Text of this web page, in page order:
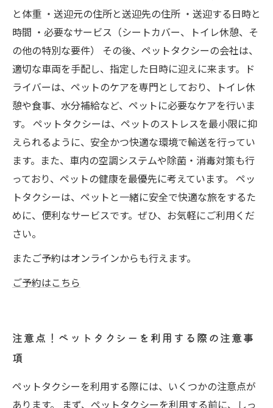
と体重 ・送迎元の住所と送迎先の住所 ・送迎する日時と
時間 ・必要なサービス（シートカバー、トイレ休憩、そ
の他の特別な要件） その後、ペットタクシーの会社は、
適切な車両を手配し、指定した日時に迎えに来ます。ド
ライバーは、ペットのケアを専門としており、トイレ休
憩や食事、水分補給など、ペットに必要なケアを行いま
す。 ペットタクシーは、ペットのストレスを最小限に抑
えられるように、安全かつ快適な環境で輸送を行ってい
ます。また、車内の空調システムや除菌・消毒対策も行
っており、ペットの健康を最優先に考えています。 ペッ
トタクシーは、ペットと一緒に安全で快適な旅をするた
めに、便利なサービスです。ぜひ、お気軽にご利用くだ
さい。
またご予約はオンラインからも行えます。
ご予約はこちら
注意点！ペットタクシーを利用する際の注意事
項
ペットタクシーを利用する際には、いくつかの注意点が
あります。 まず、ペットタクシーを利用する前に、しっ